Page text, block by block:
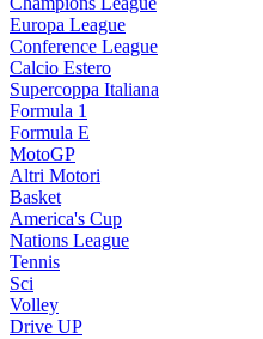
Europa League
Conference League
Calcio Estero
Supercoppa Italiana
Formula 1
Formula E
MotoGP
Altri Motori
Basket
America's Cup
Nations League
Tennis
Sci
Volley
Drive UP